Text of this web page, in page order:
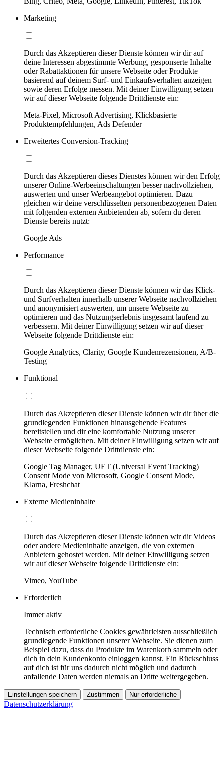
Marketing
Durch das Akzeptieren dieser Dienste können wir dir auf
deine Interessen abgestimmte Werbung, gesponserte Inhalte
oder Rabattaktionen für unsere Webseite oder Produkte
basierend auf deinem Surf- und Einkaufsverhalten anzeigen
sowie deren Erfolge messen. Mit deiner Einwilligung setzen
wir auf dieser Webseite folgende Drittdienste ein:
Meta-Pixel, Microsoft Advertising, Klickbasierte
Produktempfehlungen, Ads Defender
Erweitertes Conversion-Tracking
Durch das Akzeptieren dieses Dienstes können wir den Erfolg
unserer Online-Werbeeinschaltungen besser nachvollziehen,
auswerten und unser Werbeangebot optimieren. Dazu
gleichen wir deine verschlüsselten personenbezogenen Daten
mit folgenden externen Anbietenden ab, sofern du deren
Dienste bereits nutzt:
Google Ads
Performance
Durch das Akzeptieren dieser Dienste können wir das Klick-
und Surfverhalten innerhalb unserer Webseite nachvollziehen
und anonymisiert auswerten, um unsere Webseite zu
optimieren und das Nutzungserlebnis insgesamt laufend zu
verbessern. Mit deiner Einwilligung setzen wir auf dieser
Webseite folgende Drittdienste ein:
Google Analytics, Clarity, Google Kundenrezensionen, A/B-
Testing
Funktional
Durch das Akzeptieren dieser Dienste können wir dir über die
grundlegenden Funktionen hinausgehende Features
bereitstellen und dir eine komfortable Nutzung unserer
Webseite ermöglichen. Mit deiner Einwilligung setzen wir auf
dieser Webseite folgende Drittdienste ein:
Google Tag Manager, UET (Universal Event Tracking)
Consent Mode von Microsoft, Google Consent Mode,
Klarna, Freshchat
Externe Medieninhalte
Durch das Akzeptieren dieser Dienste können wir dir Videos
oder andere Medieninhalte anzeigen, die von externen
Anbietern gehostet werden. Mit deiner Einwilligung setzen
wir auf dieser Webseite folgende Drittdienste ein:
Vimeo, YouTube
Erforderlich
Immer aktiv
Technisch erforderliche Cookies gewährleisten ausschließlich
grundlegende Funktionen unserer Webseite. Sie dienen zum
Beispiel dazu, dass du Produkte im Warenkorb sammeln oder
dich in dein Kundenkonto einloggen kannst. Ein Rückschluss
auf dich ist für uns dadurch nicht möglich und dadurch
anfallende Daten werden niemals an Dritte weitergegeben.
Einstellungen speichern Zustimmen Nur erforderliche
Datenschutzerklärung